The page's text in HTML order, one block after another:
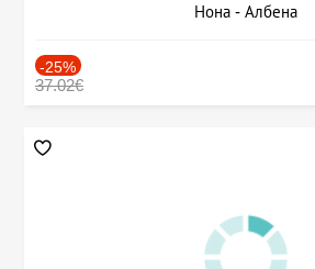
Нона - Албена
-25%
37.02€